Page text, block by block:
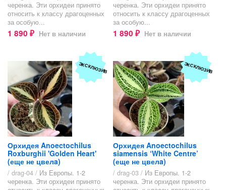
черенка. Эти орхидеи принято
относить к классу драгоценных
за особую...
1 890 ₽ Нет в наличии
черенка. Эти орхидеи принято
относить к классу драгоценных
за особую...
1 890 ₽ Нет в наличии
ЭКСКЛЮЗИВ
Орхидея Anoectochilus
Roxburghii 'Golden Heart'
(еще не цвелa)
/ drag-04 / Из Европы. 1-2
черенка. Эти орхидеи принято
ЭКСКЛЮЗИВ
Орхидея Anoectochilus
siamensis ‘White Centre’
(еще не цвелa)
/ drag-03 / Из Европы. 1-2
черенка. Эти орхидеи принято